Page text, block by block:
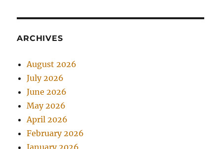
ARCHIVES
August 2026
July 2026
June 2026
May 2026
April 2026
February 2026